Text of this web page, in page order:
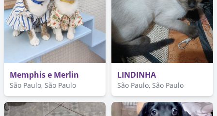
Memphis e Merlin
São Paulo, São Paulo
LINDINHA
São Paulo, São Paulo